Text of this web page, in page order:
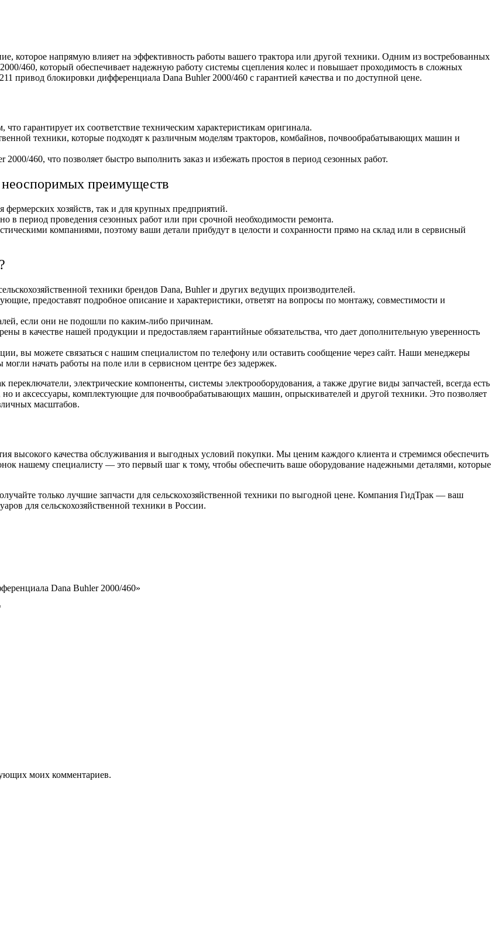
которое напрямую влияет на эффективность работы вашего трактора или другой техники. Одним из востребованных
460, который обеспечивает надежную работу системы сцепления колес и повышает проходимость в сложных
привод блокировки дифференциала Dana Buhler 2000/460 с гарантией качества и по доступной цене.
гарантирует их соответствие техническим характеристикам оригинала.
техники, которые подходят к различным моделям тракторов, комбайнов, почвообрабатывающих машин и
460, что позволяет быстро выполнить заказ и избежать простоя в период сезонных работ.
неоспоримых преимуществ
хозяйств, так и для крупных предприятий.
в период проведения сезонных работ или при срочной необходимости ремонта.
компаниями, поэтому ваши детали прибудут в целости и сохранности прямо на склад или в сервисный
техники брендов Dana, Buhler и других ведущих производителей.
предоставят подробное описание и характеристики, ответят на вопросы по монтажу, совместимости и
если они не подошли по каким-либо причинам.
в качестве нашей продукции и предоставляем гарантийные обязательства, что дает дополнительную уверенность
вы можете связаться с нашим специалистом по телефону или оставить сообщение через сайт. Наши менеджеры
начать работы на поле или в сервисном центре без задержек.
электрические компоненты, системы электрооборудования, а также другие виды запчастей, всегда есть
и аксессуары, комплектующие для почвообрабатывающих машин, опрыскивателей и другой техники. Это позволяет
масштабов.
высокого качества обслуживания и выгодных условий покупки. Мы ценим каждого клиента и стремимся обеспечить
нашему специалисту — это первый шаг к тому, чтобы обеспечить ваше оборудование надежными деталями, которые
только лучшие запчасти для сельскохозяйственной техники по выгодной цене. Компания ГидТрак — ваш
для сельскохозяйственной техники в России.
Dana Buhler 2000/460»
моих комментариев.